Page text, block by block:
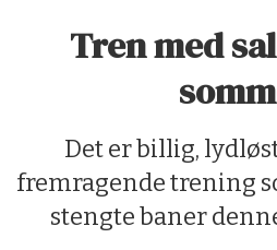
Tren med
Det er billig,
fremragende trening
stengte baner